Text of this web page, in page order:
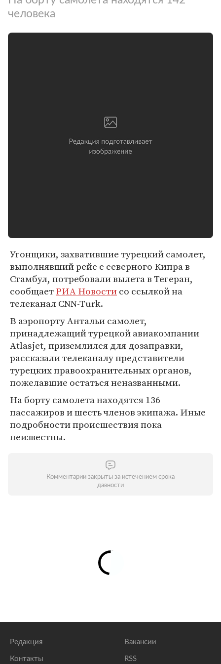
человека
Угонщики, захватившие турецкий самолет,
выполнявший рейс с северного Кипра в
Стамбул, потребовали вылета в Тегеран,
сообщаетРИА Новостисо ссылкой на
телеканал CNN-Turk.
В аэропорту Антальи самолет,
принадлежащий турецкой авиакомпании
Atlasjet, приземлился для дозаправки,
рассказали телеканалу представители
турецких правоохранительных органов,
пожелавшие остаться неназванными.
На борту самолета находятся 136
пассажиров и шесть членов экипажа. Иные
подробности происшествия пока
неизвестны.
Комментарии закрыты за истечением срока
давности
Редакция
Контакты
Вакансии
RSS